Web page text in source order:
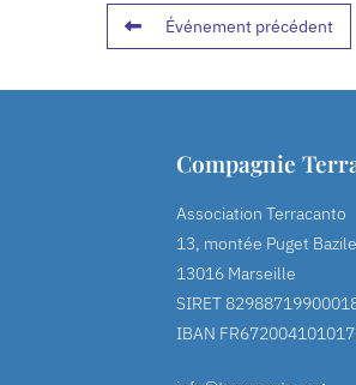
Événement précédent
Compagnie
Association Terracanto
13, montée Puget Bazile
13016 Marseille
SIRET
IBAN